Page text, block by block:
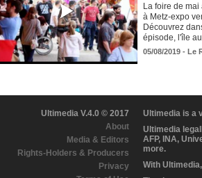
La foire de
à Metz-expo
Découvrez
épisode, l'île
05/08/2019 - Le
Ultimedia V.4.0 © 2017
About
Media & Editors
Rights-Holders & Producers
Privacy
Ultimedia is a
Ultimedia
AFP, INA,
more.
With